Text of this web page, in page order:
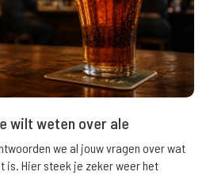
wilt weten over ale
we al jouw vragen over wat
is. Hier steek je zeker weer het